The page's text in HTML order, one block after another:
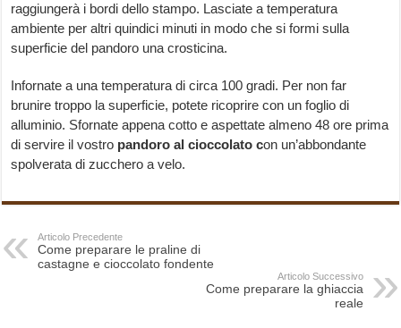
raggiungerà i bordi dello stampo. Lasciate a temperatura
ambiente per altri quindici minuti in modo che si formi sulla
superficie del pandoro una crosticina.
Infornate a una temperatura di circa 100 gradi. Per non far
brunire troppo la superficie, potete ricoprire con un foglio di
alluminio. Sfornate appena cotto e aspettate almeno 48 ore prima
di servire il vostro pandoro al cioccolato con un’abbondante
spolverata di zucchero a velo.
Articolo Precedente
Come preparare le praline di
castagne e cioccolato fondente
Articolo Successivo
Come preparare la ghiaccia
reale